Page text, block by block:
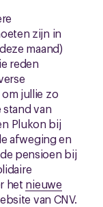
zijn in
maand)
reden
jullie zo
van
Plukon bij
afweging en
pensioen bij
het nieuwe
van CNV.